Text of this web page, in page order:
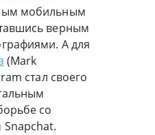
мобильным
верным
А для
(Mark
стал своего
со